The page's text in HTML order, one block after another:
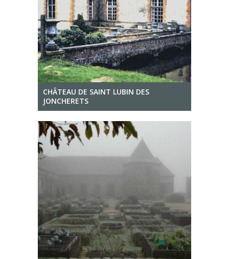
CHÂTEAU DE SAINT LUBIN DES
JONCHERETS